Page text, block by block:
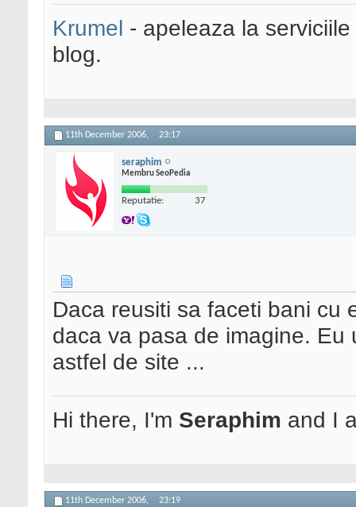
Krumel - apeleaza la
blog.
11th December 2006, 23:17
seraphim
Membru SeoPedia
Reputatie: 37
Daca reusiti sa faceti bani cu
daca va pasa de imagine.
astfel de site ...
Hi there, I'm Seraphim and I
11th December 2006, 23:19